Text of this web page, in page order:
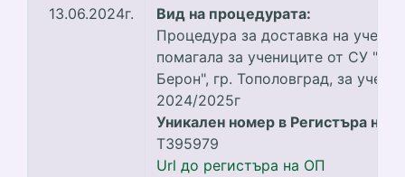
13.06.2024г.
Вид на процедурата:
Процедура за доставка на
помагала за учениците от СУ "Д-
Берон", гр. Тополовград, за
2024/2025г
Уникален номер в Регистъра на
T395979
Url до регистъра на ОП